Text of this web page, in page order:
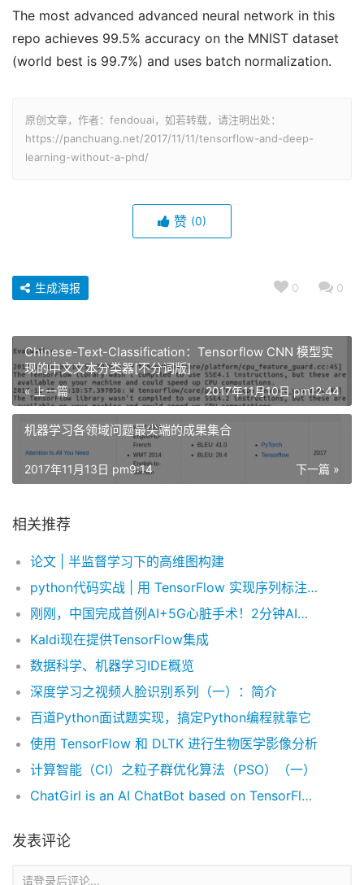
The most advanced advanced neural network in this
repo achieves 99.5% accuracy on the MNIST dataset
(world best is 99.7%) and uses batch normalization.
原创文章，作者：fendouai，如若转载，请注明出处：
https://panchuang.net/2017/11/11/tensorflow-and-deep-
learning-without-a-phd/
赞 (0)
0 0
生成海报
Chinese-Text-Classification：Tensorflow CNN 模型实
现的中文文本分类器[不分词版]
« 上一篇 2017年11月10日 pm12:44
机器学习各领域问题最尖端的成果集合
下一篇 »
2017年11月13日 pm9:14
相关推荐
论文 | 半监督学习下的高维图构建
python代码实战 | 用 TensorFlow 实现序列标注：基于bi-LSTM+CRF和字符嵌入实现NER和POS
刚刚，中国完成首例AI+5G心脏手术！2分钟AI建模，400公里远程协作“补心”
Kaldi现在提供TensorFlow集成
数据科学、机器学习IDE概览
深度学习之视频人脸识别系列（一）：简介
百道Python面试题实现，搞定Python编程就靠它
使用 TensorFlow 和 DLTK 进行生物医学影像分析
计算智能（CI）之粒子群优化算法（PSO）（一）
ChatGirl is an AI ChatBot based on TensorFlow Seq2Seq Model.
发表评论
请登录后评论...